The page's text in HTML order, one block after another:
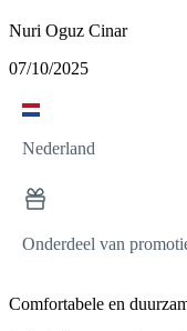
Nuri Oguz Cinar
07/10/2025
Nederland
Onderdeel van
Comfortabele en